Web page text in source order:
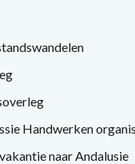
Handwerken
naar Andalusie